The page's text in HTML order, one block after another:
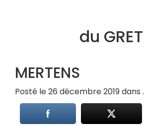
du GRET
MERTENS
Posté le 26 décembre 2019 dans .